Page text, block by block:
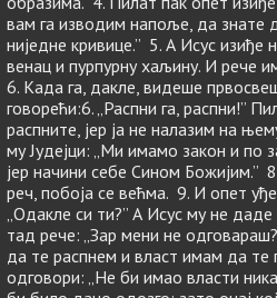
вам га изводим напоље, да знате
ниједне кривице.” 5. А Исус изиђе
венац и пурпурну хаљину. И рече
6. Када га, дакле, видеше
говорећи:6. „Распни га, распни!”
распните, јер ја не налазим на
му Јудејци: „Ми имамо закон и по
јер начини себе Сином Божијим.”
реч, побоја се већма. 9. И опет
„Одакле си ти?” А Исус му не
тад рече: „Зар мени не
да те распнем и власт имам да те
одговори: „Не би имао власти